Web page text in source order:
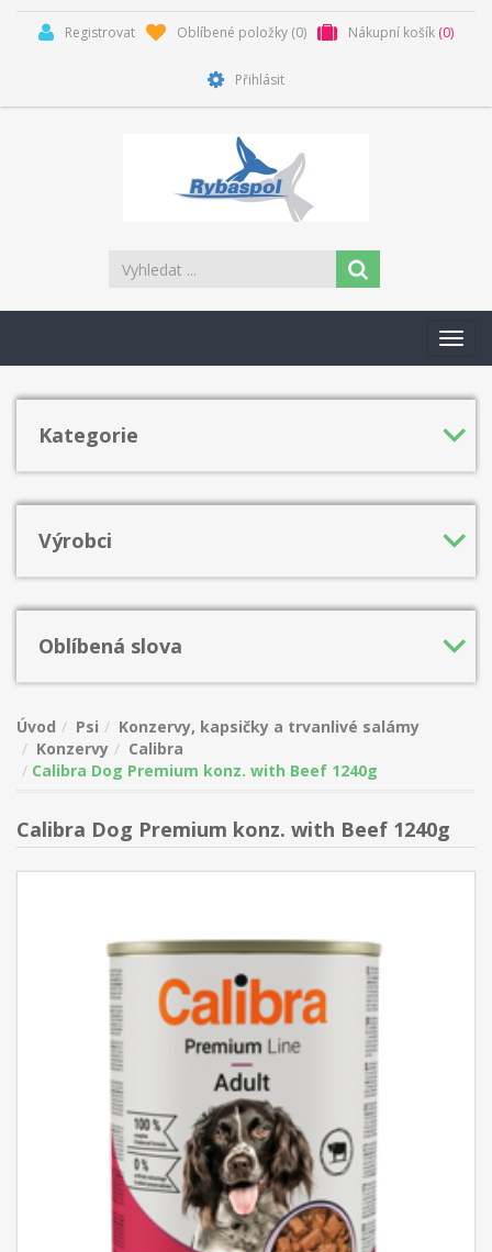
Registrovat Oblíbené položky (0) Nákupní košík (0)
Přihlásit
Kategorie
Výrobci
Oblíbená slova
Úvod Psi
Konzervy, kapsičky a trvanlivé salámy
Konzervy
Calibra
Calibra Dog Premium konz. with Beef 1240g
Calibra Dog Premium konz. with Beef 1240g